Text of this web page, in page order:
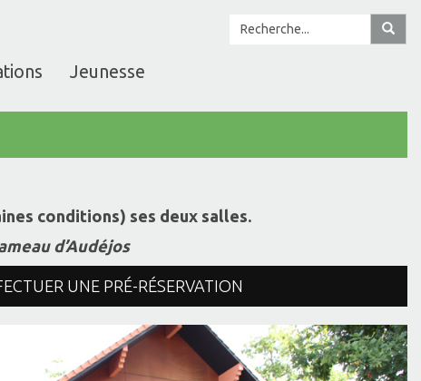
Jeunesse
conditions) ses deux salles.
d’Audéjos
UNE PRÉ-RÉSERVATION